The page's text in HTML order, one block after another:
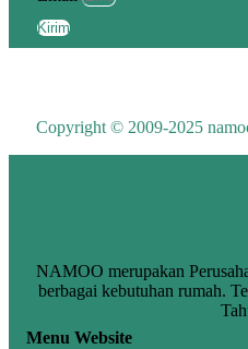
Kirim
Copyright © 2009-2025
NAMOO merupakan
berbagai kebutuhan rumah.
Menu Website